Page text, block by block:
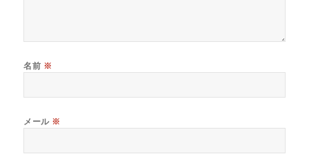
名前 ※
メール ※